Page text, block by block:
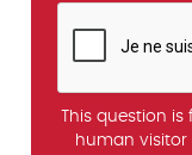
This question
human